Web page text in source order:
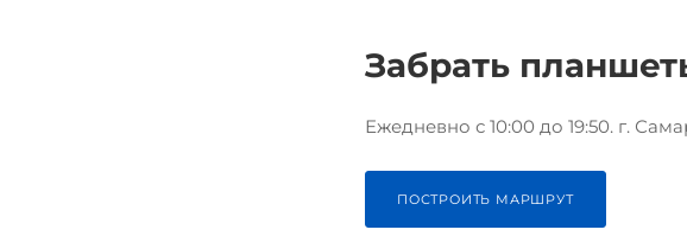
Забрать
Ежедневно с 10:00 до 19:50. г.
ПОСТРОИТЬ МАРШРУТ